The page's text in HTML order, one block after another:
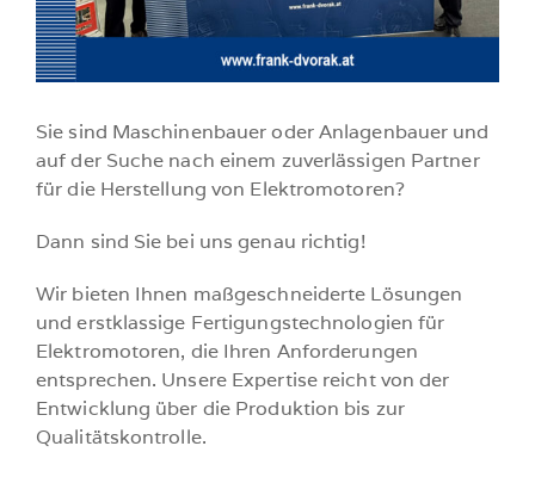
Sie sind Maschinenbauer oder Anlagenbauer und
auf der Suche nach einem zuverlässigen Partner
für die Herstellung von Elektromotoren?
Dann sind Sie bei uns genau richtig!
Wir bieten Ihnen maßgeschneiderte Lösungen
und erstklassige Fertigungstechnologien für
Elektromotoren, die Ihren Anforderungen
entsprechen. Unsere Expertise reicht von der
Entwicklung über die Produktion bis zur
Qualitätskontrolle.